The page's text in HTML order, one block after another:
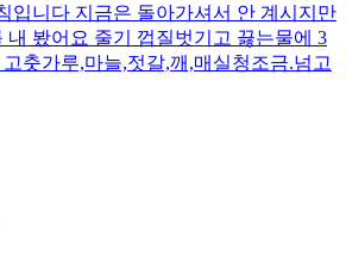
입니다 지금은 돌아가셔서 안 계시지만
내 봤어요 줄기 껍질벗기고 끓는물에 3
춧가루,마늘,젓갈,깨,매실청조금.넘고